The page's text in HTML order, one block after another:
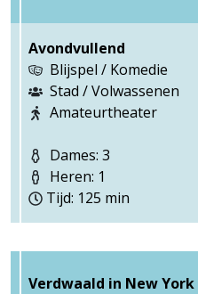
Avondvullend
Blijspel / Komedie
Stad / Volwassenen
Amateurtheater
Dames: 3
Heren: 1
Tijd: 125 min
Verdwaald in New York